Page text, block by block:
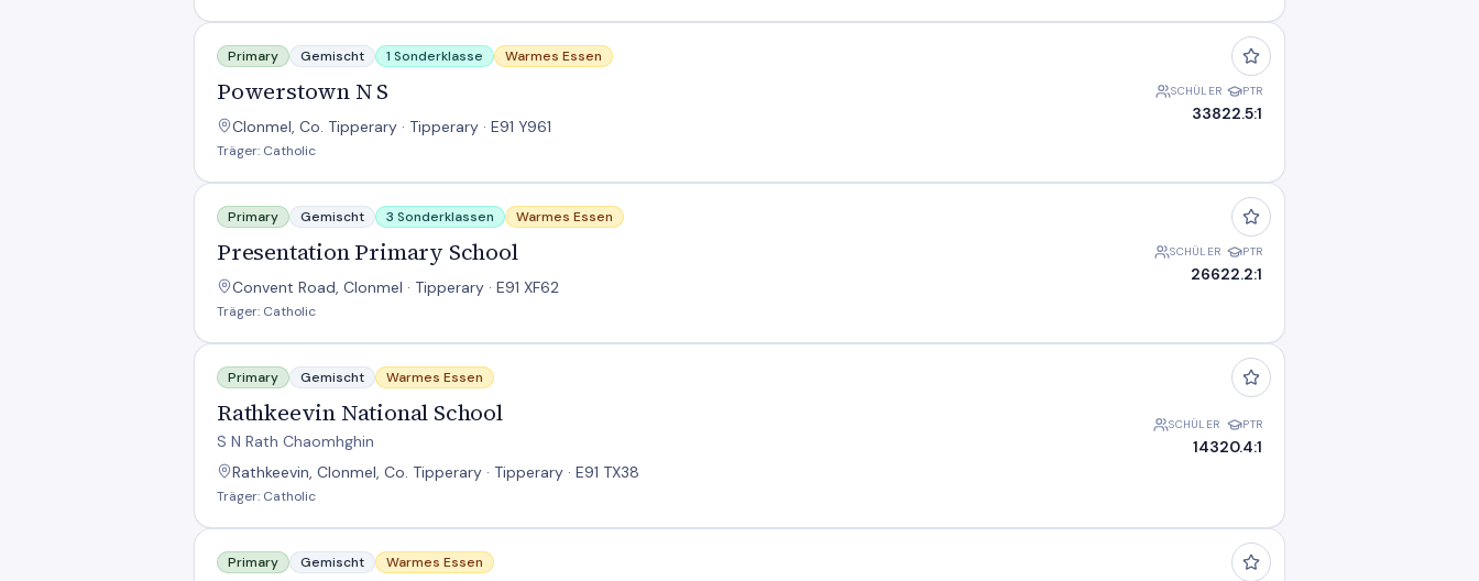
Powerstown N S
Primary Gemischt 1 Sonderklasse Warmes Essen
Powerstown N S
Clonmel, Co. Tipperary · Tipperary · E91 Y961
Träger: Catholic
SCHÜLER
338
PTR
22.5:1
Presentation Primary School
Primary Gemischt 3 Sonderklassen Warmes Essen
Presentation Primary School
Convent Road, Clonmel · Tipperary · E91 XF62
Träger: Catholic
SCHÜLER
266
PTR
22.2:1
Rathkeevin National School
Primary Gemischt Warmes Essen
Rathkeevin National School
S N Rath Chaomhghin
Rathkeevin, Clonmel, Co. Tipperary · Tipperary · E91 TX38
Träger: Catholic
SCHÜLER
143
PTR
20.4:1
S N Cill Bhriain
Primary Gemischt Warmes Essen